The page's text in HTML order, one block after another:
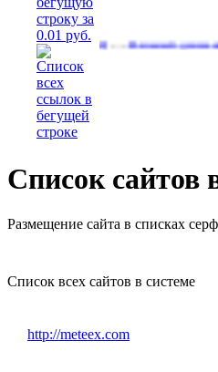
(568)…Реальный денежный поток
Список сайтов
Размещение сайта в списках
Список всех сайтов в системе
http://meteex.com